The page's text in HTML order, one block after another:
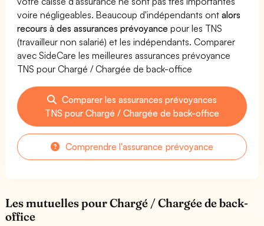
voire négligeables. Beaucoup d'indépendants ontalors
recours à des assurances prévoyance pour les TNS
(travailleur non salarié) et les indépendants. Comparer
avec SideCare les meilleures assurances prévoyance
TNS pour Chargé / Chargée de back-office
Comparer les assurances prévoyances
TNS pour Chargé / Chargée de back-office
Comprendre l'assurance prévoyance
Les mutuelles pour Chargé / Chargée de back-
office